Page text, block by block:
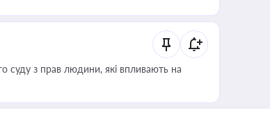
суду з прав людини, які впливають на